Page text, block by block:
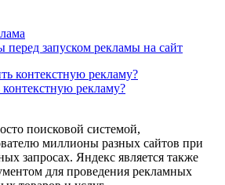
перед запуском рекламы на сайт
рекламу?
поисковой системой,
миллионы разных сайтов при
запросах. Яндекс является также
для проведения рекламных